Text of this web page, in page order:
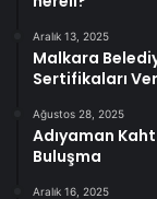
Aralık 13, 2025
Malkara
Sertifikaları
Ağustos 28, 2025
Adıyaman
Buluşma
Aralık 16, 2025